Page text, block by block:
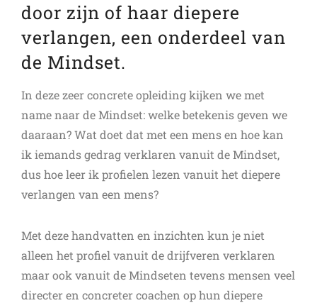
door zijn of haar diepere
verlangen, een onderdeel van
de Mindset.
In deze zeer concrete opleiding kijken we met
name naar de Mindset: welke betekenis geven we
daaraan? Wat doet dat met een mens en hoe kan
ik iemands gedrag verklaren vanuit de Mindset,
dus hoe leer ik profielen lezen vanuit het diepere
verlangen van een mens?
Met deze handvatten en inzichten kun je niet
alleen het profiel vanuit de drijfveren verklaren
maar ook vanuit de Mindseten tevens mensen veel
directer en concreter coachen op hun diepere